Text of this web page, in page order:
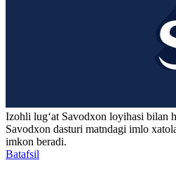
Izohli lugʻat Savodxon loyihasi bilan
Savodxon dasturi matndagi imlo
imkon beradi.
Batafsil